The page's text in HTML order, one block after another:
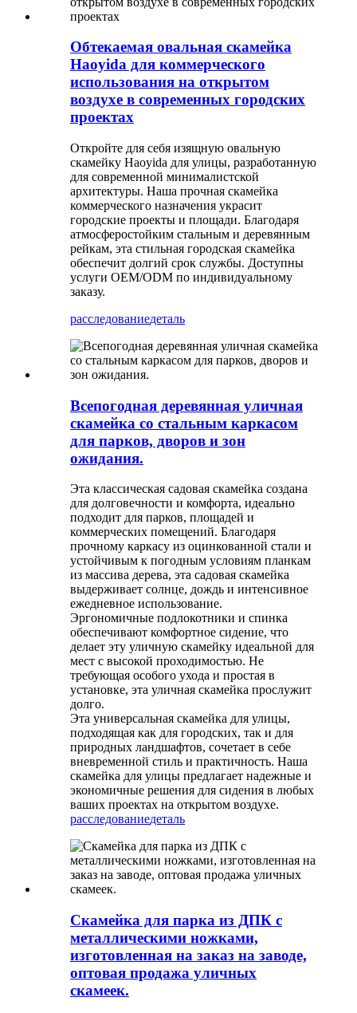
Обтекаемая овальная скамейка
Haoyida для коммерческого
использования на открытом
воздухе в современных городских
проектах
Откройте для себя изящную овальную
скамейку Haoyida для улицы, разработанную
для современной минималистской
архитектуры. Наша прочная скамейка
коммерческого назначения украсит
городские проекты и площади. Благодаря
атмосферостойким стальным и деревянным
рейкам, эта стильная городская скамейка
обеспечит долгий срок службы. Доступны
услуги OEM/ODM по индивидуальному
заказу.
расследованиедеталь
Всепогодная деревянная уличная
скамейка со стальным каркасом
для парков, дворов и зон
ожидания.
Эта классическая садовая скамейка создана
для долговечности и комфорта, идеально
подходит для парков, площадей и
коммерческих помещений. Благодаря
прочному каркасу из оцинкованной стали и
устойчивым к погодным условиям планкам
из массива дерева, эта садовая скамейка
выдерживает солнце, дождь и интенсивное
ежедневное использование.
Эргономичные подлокотники и спинка
обеспечивают комфортное сидение, что
делает эту уличную скамейку идеальной для
мест с высокой проходимостью. Не
требующая особого ухода и простая в
установке, эта уличная скамейка прослужит
долго.
Эта универсальная скамейка для улицы,
подходящая как для городских, так и для
природных ландшафтов, сочетает в себе
вневременной стиль и практичность. Наша
скамейка для улицы предлагает надежные и
экономичные решения для сидения в любых
ваших проектах на открытом воздухе.
расследованиедеталь
Скамейка для парка из ДПК с
металлическими ножками,
изготовленная на заказ на заводе,
оптовая продажа уличных
скамеек.